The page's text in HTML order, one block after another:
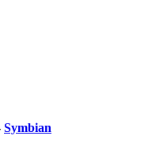
Symbian